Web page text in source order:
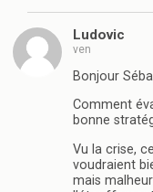
Ludovic
ven
Bonjour
Comment
bonne
Vu la crise,
voudraient
mais